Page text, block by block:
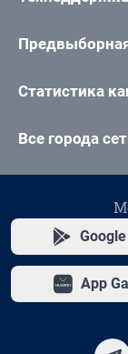
Статистика
Все города
App